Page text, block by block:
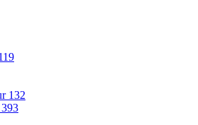
132
393